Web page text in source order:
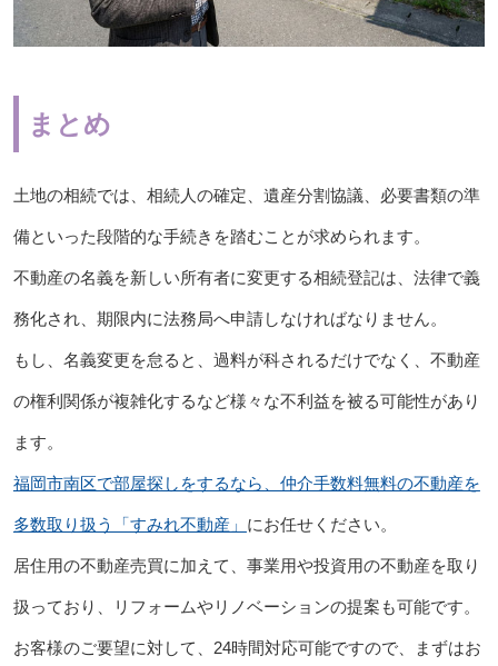
まとめ
土地の相続では、相続人の確定、遺産分割協議、必要書類の準
備といった段階的な手続きを踏むことが求められます。
不動産の名義を新しい所有者に変更する相続登記は、法律で義
務化され、期限内に法務局へ申請しなければなりません。
もし、名義変更を怠ると、過料が科されるだけでなく、不動産
の権利関係が複雑化するなど様々な不利益を被る可能性があり
ます。
福岡市南区で部屋探しをするなら、仲介手数料無料の不動産を
多数取り扱う「すみれ不動産」 にお任せください。
居住用の不動産売買に加えて、事業用や投資用の不動産を取り
扱っており、リフォームやリノベーションの提案も可能です。
お客様のご要望に対して、24時間対応可能ですので、まずはお